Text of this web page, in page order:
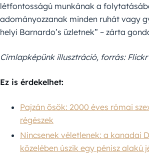
létfontosságú munkának a
adományozzanak minden ruhát vagy
helyi Barnardo’s üzletnek” – zárta
Címlapképünk illusztráció, forrás: Flickr
Ez is érdekelhet:
Pajzán ősök: 2000 éves római
régészek
Nincsenek véletlenek: a kanadai
közelében úszik egy pénisz alakú